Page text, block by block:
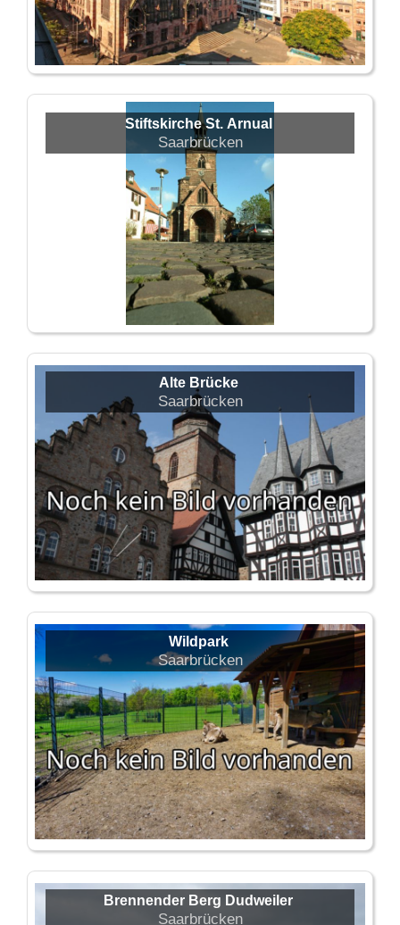
Stiftskirche St. Arnual
Saarbrücken
Alte Brücke
Saarbrücken
Wildpark
Saarbrücken
Brennender Berg Dudweiler
Saarbrücken